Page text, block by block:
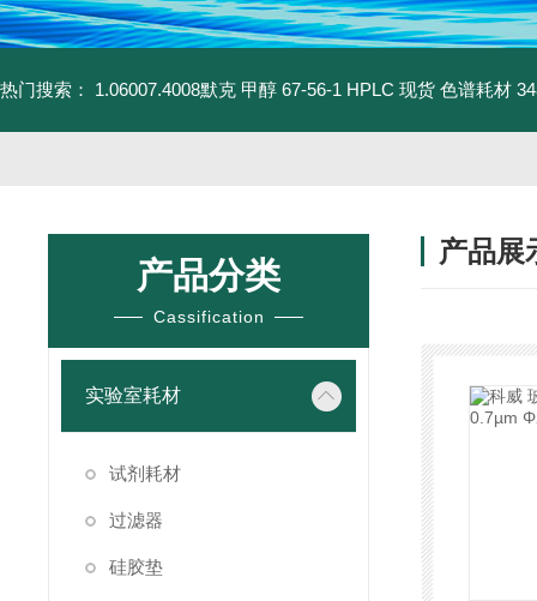
热门搜索： 1.06007.4008默克 甲醇 67-56-1 HPLC 现货 色谱耗材
产品分类
Cassification
实验室耗材
试剂耗材
过滤器
硅胶垫
产品展